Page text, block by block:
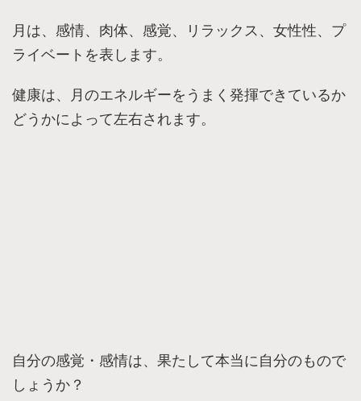
月は、感情、肉体、感覚、リラックス、女性性、プ
ライベートを表します。
健康は、月のエネルギーをうまく発揮できているか
どうかによって左右されます。
自分の感覚・感情は、果たして本当に自分のもので
しょうか？